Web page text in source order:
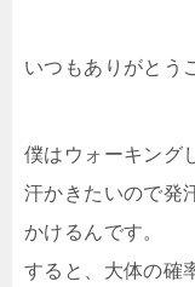
いつもありがとう
僕はウォーキング
汗かきたいので発
かけるんです。
すると、大体の確